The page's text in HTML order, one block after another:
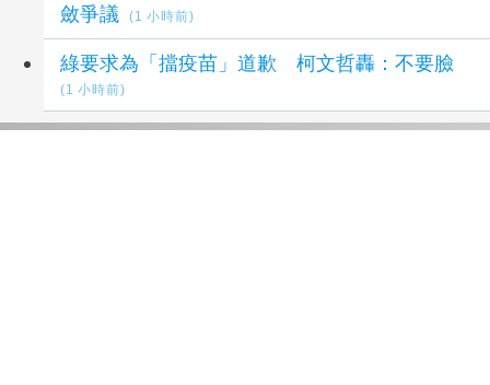
斂爭議
(1 小時前)
綠要求為「擋疫苗」道歉 柯文哲轟：不要臉
(1 小時前)